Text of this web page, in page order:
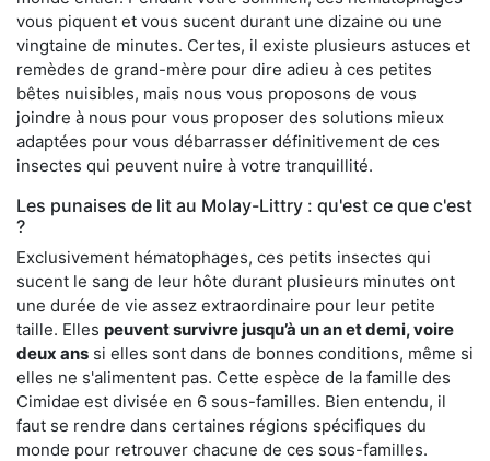
vous piquent et vous sucent durant une dizaine ou une
vingtaine de minutes. Certes, il existe plusieurs astuces et
remèdes de grand-mère pour dire adieu à ces petites
bêtes nuisibles, mais nous vous proposons de vous
joindre à nous pour vous proposer des solutions mieux
adaptées pour vous débarrasser définitivement de ces
insectes qui peuvent nuire à votre tranquillité.
Les punaises de lit au Molay-Littry : qu'est ce que c'est
?
Exclusivement hématophages, ces petits insectes qui
sucent le sang de leur hôte durant plusieurs minutes ont
une durée de vie assez extraordinaire pour leur petite
taille. Elles peuvent survivre jusqu’à un an et demi, voire
deux ans si elles sont dans de bonnes conditions, même si
elles ne s'alimentent pas. Cette espèce de la famille des
Cimidae est divisée en 6 sous-familles. Bien entendu, il
faut se rendre dans certaines régions spécifiques du
monde pour retrouver chacune de ces sous-familles.